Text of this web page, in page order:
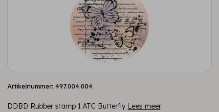
Artikelnummer: 497.004.004
DDBD Rubber stamp 1 ATC Butterfly Lees meer.